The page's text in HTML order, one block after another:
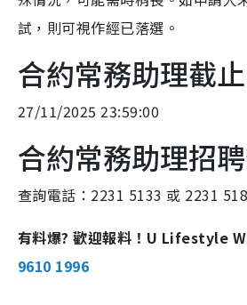
試，則可視作經已落選。
合約常務助理截
27/11/2025 23:59:00
合約常務助理招
查詢電話：2231 5133 或 2231
有料爆? 歡迎報料！U Lifestyle
9610 1996